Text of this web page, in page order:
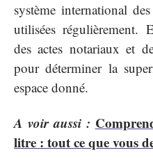
système international
utilisées régulièrement.
des actes notariaux et
pour déterminer la
espace donné.
A voir aussi :
litre : tout ce que vous